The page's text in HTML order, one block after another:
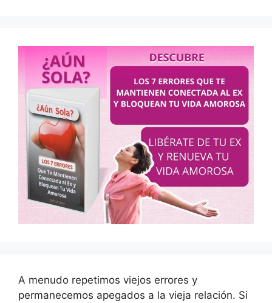
A menudo repetimos viejos errores y
permanecemos apegados a la vieja relación. Si